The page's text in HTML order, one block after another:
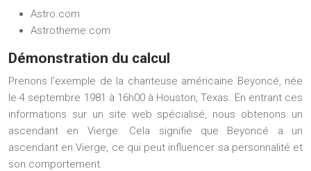
Astro.com
Astrotheme.com
Démonstration du calcul
Prenons l’exemple de la chanteuse américaine Beyoncé, née
le 4 septembre 1981 à 16h00 à Houston, Texas. En entrant ces
informations sur un site web spécialisé, nous obtenons un
ascendant en Vierge. Cela signifie que Beyoncé a un
ascendant en Vierge, ce qui peut influencer sa personnalité et
son comportement.